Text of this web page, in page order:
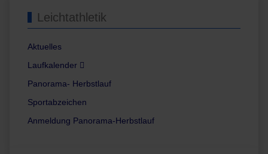
Leichtathletik
Aktuelles
Laufkalender
Panorama- Herbstlauf
Sportabzeichen
Anmeldung Panorama-Herbstlauf